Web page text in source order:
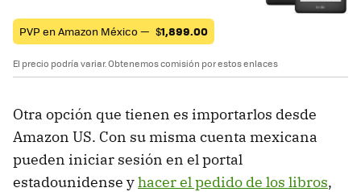
PVP en Amazon México — $1,899.00
El precio podría variar. Obtenemos comisión por estos enlaces
Otra opción que tienen es importarlos desde
Amazon US. Con su misma cuenta mexicana
pueden iniciar sesión en el portal
estadounidense yhacer el pedido de los libros,